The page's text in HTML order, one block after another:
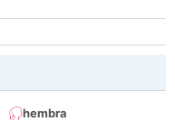
hembra